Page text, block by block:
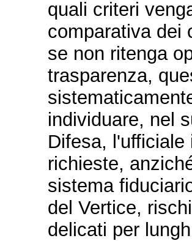
quali criteri
comparativa dei
se non ritenga
trasparenza,
individuare, nel
Difesa,
richieste,
sistema
del Vertice,
delicati per